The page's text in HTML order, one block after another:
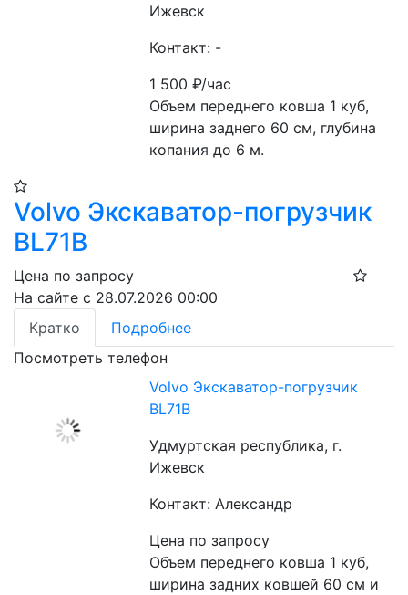
Ижевск
Контакт: -
1 500₽/час
Объем переднего ковша 1 куб,
ширина заднего 60 см, глубина
копания до 6 м.
Volvo Экскаватор-погрузчик
BL71B
Цена по запросу
На сайте с 28.07.2026 00:00
Кратко
Подробнее
Посмотреть телефон
Volvo Экскаватор-погрузчик
BL71B
Удмуртская республика, г.
Ижевск
Контакт: Александр
Цена по запросу
Объем переднего ковша 1 куб,
ширина задних ковшей 60 см и